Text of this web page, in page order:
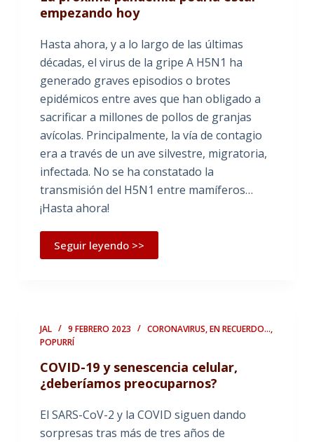
empezando hoy
Hasta ahora, y a lo largo de las últimas
décadas, el virus de la gripe A H5N1 ha
generado graves episodios o brotes
epidémicos entre aves que han obligado a
sacrificar a millones de pollos de granjas
avícolas. Principalmente, la vía de contagio
era a través de un ave silvestre, migratoria,
infectada. No se ha constatado la
transmisión del H5N1 entre mamíferos…
¡Hasta ahora!
Seguir leyendo >>
JAL 9 FEBRERO 2023 CORONAVIRUS,EN RECUERDO...,
POPURRÍ
COVID-19 y senescencia celular,
¿deberíamos preocuparnos?
El SARS-CoV-2 y la COVID siguen dando
sorpresas tras más de tres años de